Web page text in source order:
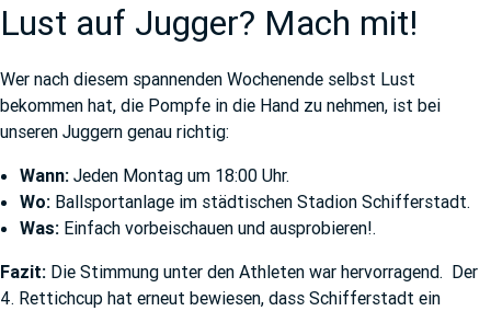
Lust auf Jugger? Mach mit!
Wer nach diesem spannenden Wochenende selbst Lust
bekommen hat, die Pompfe in die Hand zu nehmen, ist bei
unseren Juggern genau richtig:
Wann: Jeden Montag um 18:00 Uhr.
Wo: Ballsportanlage im städtischen Stadion Schifferstadt.
Was: Einfach vorbeischauen und ausprobieren!.
Fazit: Die Stimmung unter den Athleten war hervorragend. Der
4. Rettichcup hat erneut bewiesen, dass Schifferstadt ein